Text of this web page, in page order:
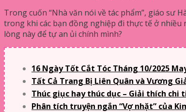
Trong cuốn “Nhà văn nói về tác phẩm”, giáo sư
trong khi các bạn đồng nghiệp đi thực tế ở nhiều
lòng này để tự an ủi chính mình?
16 Ngày Tốt Cắt Tóc Tháng 10/2025
Tất Cả Trang Bị Liên Quân và Vương
Thúc giục hay thúc dục – Giải thích chi
Phân tích truyện ngắn “Vợ nhặt” của